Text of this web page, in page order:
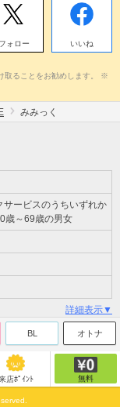
フォロー いいね
取ることをお勧めします。 ※
みみっく
サービスのうちいずれか
歳～69歳の男女
詳細表示▼
BL オトナ
店ﾎﾟｲﾝﾄ 無料